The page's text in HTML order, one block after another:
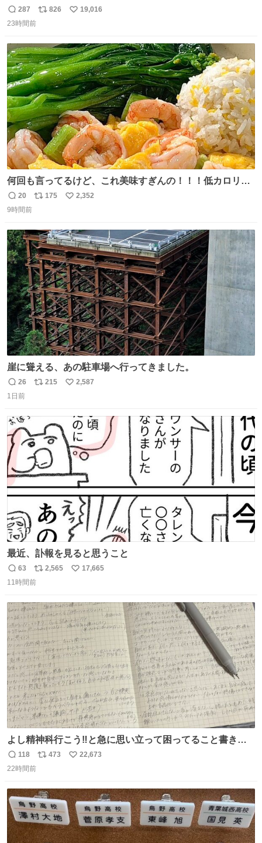
ったオニヤンマ様 まさかこんな都会でお会いできるなんて
思っておらず大興奮しております かっこよすぎる 指を差し
たが、飛ばないということは弱っていらっしゃるのでしょ
うか…素敵すぎる
返
信
287
リ
ト
数
826
い
数
19,016
23時間前
何回も言ってるけど、これ美味すぎんの！！！低カロリー
で満足感エグいから一生食べてる😭
返
信
20
リ
ト
数
175
い
数
2,352
9時間前
崖に聳える、あの駐車場へ行ってきました。
返
信
26
リ
数
215
い
2,587
1日前
最近、訃報を見ると思うこと
返
信
63
リ
ポ
ト
数
2,565
い
数
17,665
11時間前
よし精神科行こう‼️と急に思い立って困ってること書き出
してたらペン止まらなくなってすごい勢いで埋まってワロ
タ
返
信
118
リ
ト
数
473
い
数
22,673
22時間前